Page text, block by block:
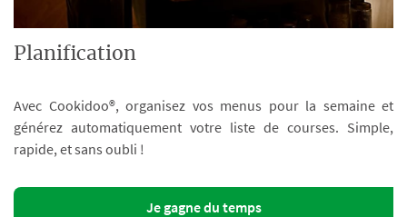
Planification
Avec Cookidoo®, organisez vos menus pour la semaine et
générez automatiquement votre liste de courses. Simple,
rapide, et sans oubli !
Je gagne du temps